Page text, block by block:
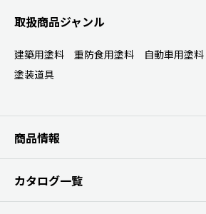
取扱商品ジャンル
建築用塗料 重防食用塗料 自動車用塗料
塗装道具
商品情報
カタログ一覧